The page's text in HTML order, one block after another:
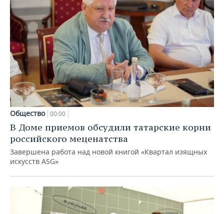
Общество 00:00
В Доме приемов обсудили татарские корни
российского меценатства
Завершена работа над новой книгой «Квартал изящных
искусств ASG»